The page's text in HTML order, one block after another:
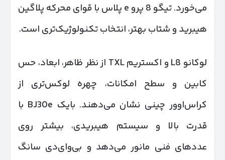
می‌خورد. تیگو 8 پرو e پلاس با قوای محرکه پلاگین
هیبرید و شتاب بهتر، انتخاب تکنولوژیک‌تری است.
لوکانو L8 و اکستریم TXL از نظر ظاهر، ابعاد، حس
کابین و سطح امکانات، چهره لوکس‌تری از
کراس‌اوور چینی نشان می‌دهند. بایک BJ30e با
قدرت بالا و سیستم هیبریدی، بیشتر روی
عددهای فنی مانور می‌دهد و بی‌وای‌دی سانگ